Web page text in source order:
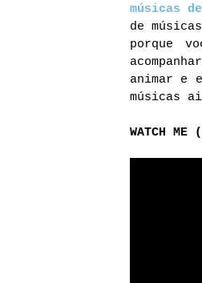
músicas
de
porque
animar e
músicas
WATCH